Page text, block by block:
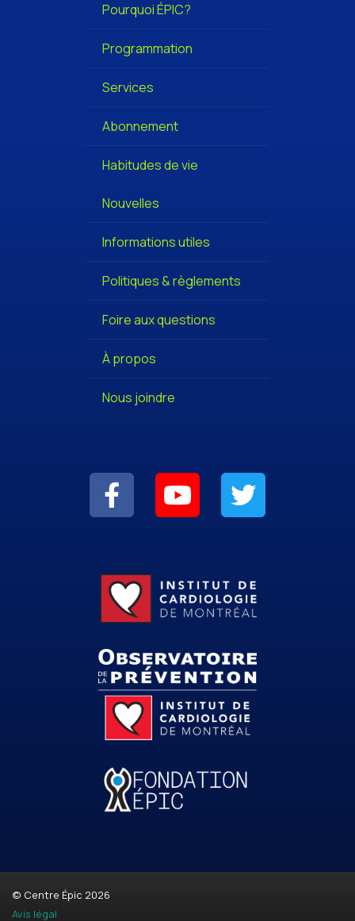
Pourquoi ÉPIC?
Programmation
Services
Abonnement
Habitudes de vie
Nouvelles
Informations utiles
Politiques & règlements
Foire aux questions
À propos
Nous joindre
© Centre Épic 2026
Avis légal